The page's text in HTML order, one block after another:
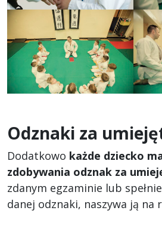
Odznaki za
Dodatkowo każde dziecko
zdobywania odznak za
zdanym egzaminie lub
danej odznaki, naszywa ją na